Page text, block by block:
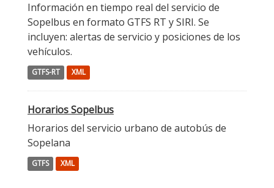
Información en tiempo real del servicio de
Sopelbus en formato GTFS RT y SIRI. Se
incluyen: alertas de servicio y posiciones de los
vehículos.
GTFS-RT XML
Horarios Sopelbus
Horarios del servicio urbano de autobús de
Sopelana
GTFS XML